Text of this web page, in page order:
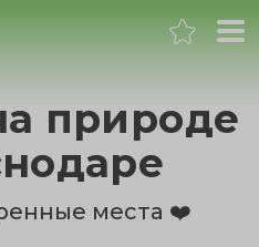
природе
места ❤️